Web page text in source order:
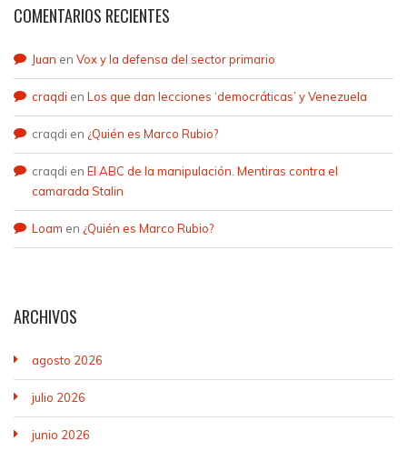
COMENTARIOS RECIENTES
Juan en Vox y la defensa del sector primario
craqdi en Los que dan lecciones ‘democráticas’ y Venezuela
craqdi en ¿Quién es Marco Rubio?
craqdi en El ABC de la manipulación. Mentiras contra el
camarada Stalin
Loam en ¿Quién es Marco Rubio?
ARCHIVOS
agosto 2026
julio 2026
junio 2026